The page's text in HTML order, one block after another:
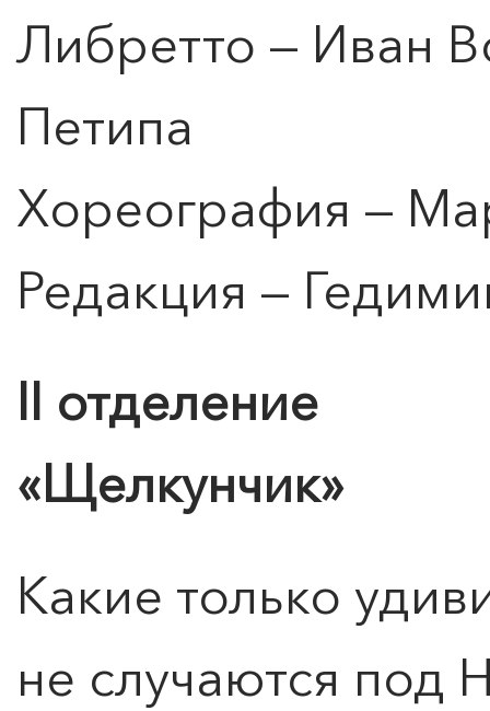
ПОИСК ПО МЕРОПРИЯТИЯМ
Либретто — Иван
Петипа
Хореография —
Редакция —
II отделение
«Щелкунчик»
Какие только
не случаются под